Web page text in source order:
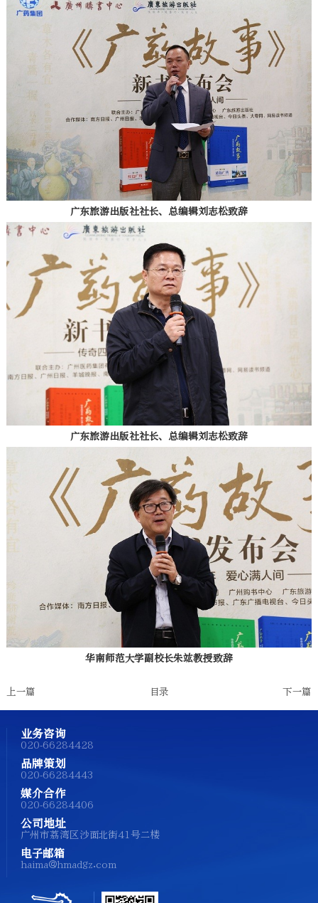
广东旅游出版社社长、总编辑刘志松致辞
广东旅游出版社社长、总编辑刘志松致辞
华南师范大学副校长朱竑教授致辞
上一篇 目录 下一篇
业务咨询
020-66284428
品牌策划
020-66284443
媒介合作
020-66284406
公司地址
广州市荔湾区沙面北街41号二楼
电子邮箱
haima@hmadgz.com